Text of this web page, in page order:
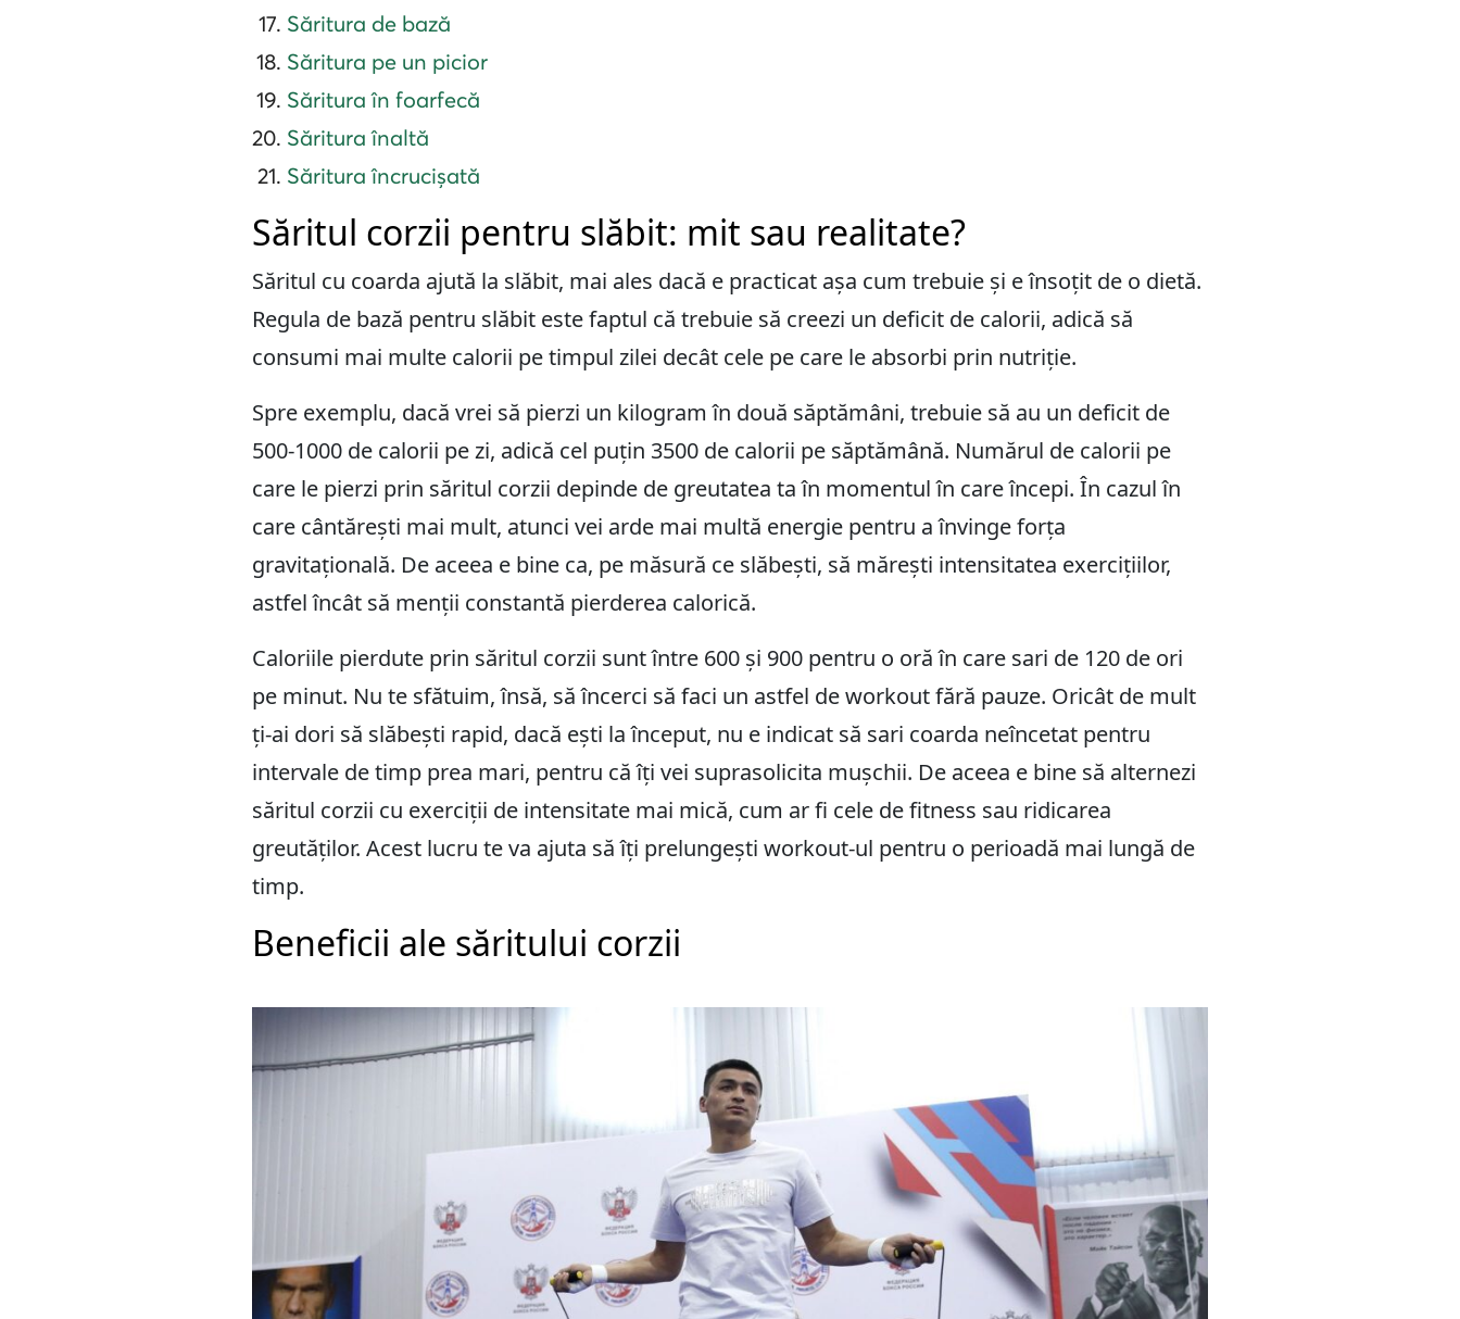
Săritura de bază
Săritura pe un picior
Săritura în foarfecă
Săritura înaltă
Săritura încrucișată
Săritul corzii pentru slăbit: mit sau realitate?
Săritul cu coarda ajută la slăbit, mai ales dacă e practicat așa cum trebuie și e însoțit de o dietă.
Regula de bază pentru slăbit este faptul că trebuie să creezi un deficit de calorii, adică să
consumi mai multe calorii pe timpul zilei decât cele pe care le absorbi prin nutriție.
Spre exemplu, dacă vrei să pierzi un kilogram în două săptămâni, trebuie să au un deficit de
500-1000 de calorii pe zi, adică cel puțin 3500 de calorii pe săptămână. Numărul de calorii pe
care le pierzi prin săritul corzii depinde de greutatea ta în momentul în care începi. În cazul în
care cântărești mai mult, atunci vei arde mai multă energie pentru a învinge forța
gravitațională. De aceea e bine ca, pe măsură ce slăbești, să mărești intensitatea exercițiilor,
astfel încât să menții constantă pierderea calorică.
Caloriile pierdute prin săritul corzii sunt între 600 și 900 pentru o oră în care sari de 120 de ori
pe minut. Nu te sfătuim, însă, să încerci să faci un astfel de workout fără pauze. Oricât de mult
ți-ai dori să slăbești rapid, dacă ești la început, nu e indicat să sari coarda neîncetat pentru
intervale de timp prea mari, pentru că îți vei suprasolicita mușchii. De aceea e bine să alternezi
săritul corzii cu exerciții de intensitate mai mică, cum ar fi cele de fitness sau ridicarea
greutăților. Acest lucru te va ajuta să îți prelungești workout-ul pentru o perioadă mai lungă de
timp.
Beneficii ale săritului corzii